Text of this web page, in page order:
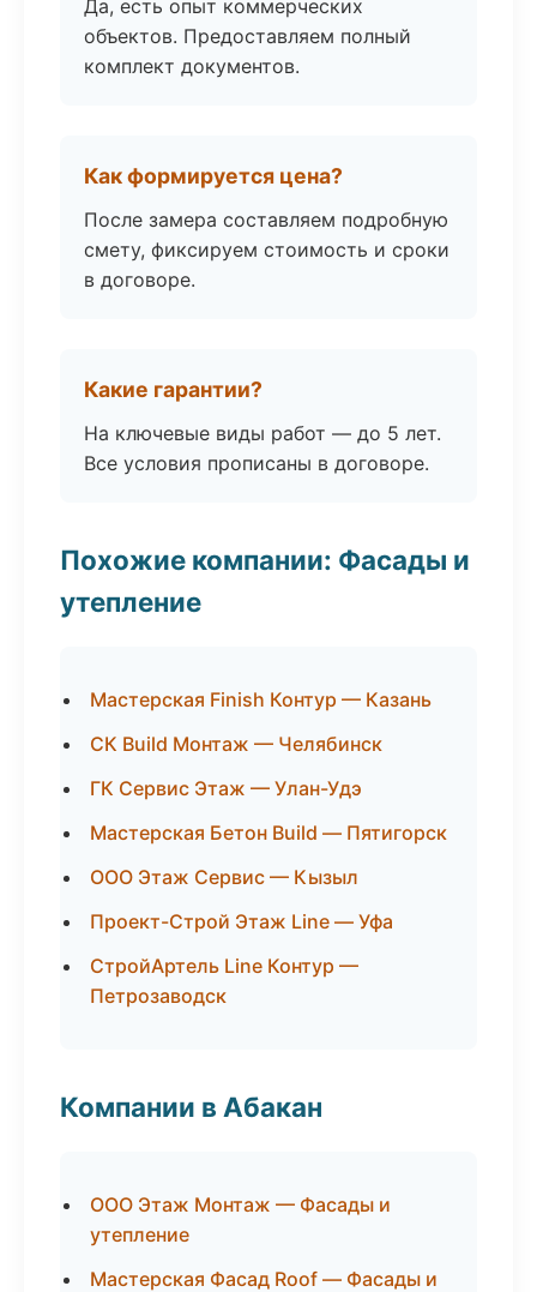
Да, есть опыт коммерческих
объектов. Предоставляем полный
комплект документов.
Как формируется цена?
После замера составляем подробную
смету, фиксируем стоимость и сроки
в договоре.
Какие гарантии?
На ключевые виды работ — до 5 лет.
Все условия прописаны в договоре.
Похожие компании: Фасады и
утепление
Мастерская Finish Контур — Казань
СК Build Монтаж — Челябинск
ГК Сервис Этаж — Улан-Удэ
Мастерская Бетон Build — Пятигорск
ООО Этаж Сервис — Кызыл
Проект-Строй Этаж Line — Уфа
СтройАртель Line Контур —
Петрозаводск
Компании в Абакан
ООО Этаж Монтаж — Фасады и
утепление
Мастерская Фасад Roof — Фасады и